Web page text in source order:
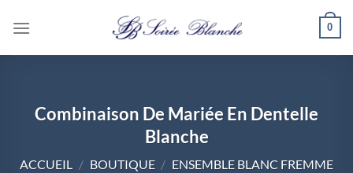
0
Combinaison De Mariée En Dentelle
Blanche
ACCUEIL / BOUTIQUE / ENSEMBLE BLANC FREMME